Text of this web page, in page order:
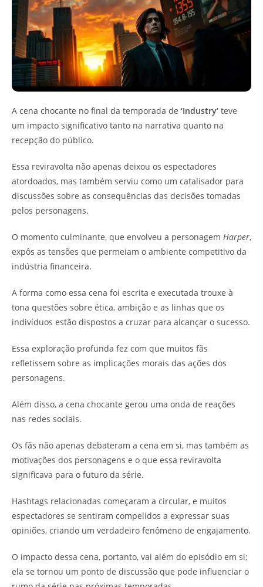
A cena chocante no final da temporada de ‘Industry’ teve
um impacto significativo tanto na narrativa quanto na
recepção do público.
Essa reviravolta não apenas deixou os espectadores
atordoados, mas também serviu como um catalisador para
discussões sobre as consequências das decisões tomadas
pelos personagens.
O momento culminante, que envolveu a personagem Harper,
expôs as tensões que permeiam o ambiente competitivo da
indústria financeira.
A forma como essa cena foi escrita e executada trouxe à
tona questões sobre ética, ambição e as linhas que os
indivíduos estão dispostos a cruzar para alcançar o sucesso.
Essa exploração profunda fez com que muitos fãs
refletissem sobre as implicações morais das ações dos
personagens.
Além disso, a cena chocante gerou uma onda de reações
nas redes sociais.
Os fãs não apenas debateram a cena em si, mas também as
motivações dos personagens e o que essa reviravolta
significava para o futuro da série.
Hashtags relacionadas começaram a circular, e muitos
espectadores se sentiram compelidos a expressar suas
opiniões, criando um verdadeiro fenômeno de engajamento.
O impacto dessa cena, portanto, vai além do episódio em si;
ela se tornou um ponto de discussão que pode influenciar o